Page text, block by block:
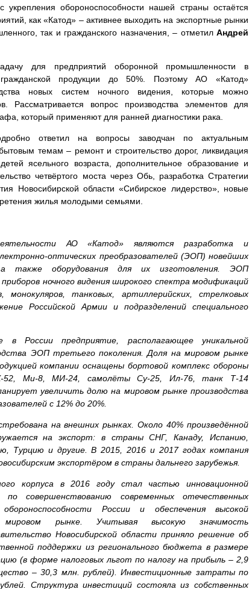
обороноспособности нашей страны остаётся
как «Катод» – активнее выходить на экспортные рынки
так и гражданского назначения, – отметил Андрей
для предприятий оборонной промышленности в
продукции до 50%. Поэтому АО «Катод»
новых систем ночного видения, которые можно
Рассматривается вопрос производства элементов для
который применяют для ранней диагностики рака.
ответил на вопросы заводчан по актуальным
темам – ремонт и строительство дорог, ликвидация
ясельного возраста, дополнительное образование и
четвёртого моста через Обь, разработка Стратегии
Новосибирской области «Сибирское лидерство», новые
жилья молодыми семьями.
АО «Катод» являются разработка и
оптических преобразователей (ЭОП) новейших
а также оборудования для их изготовления. ЭОП
ночного видения широкого спектра модификаций
монокуляров, танковых, артиллерийских, стрелковых
Российской Армии и подразделений специального
России предприятие, располагающее уникальной
ЭОП третьего поколения. Доля на мировом рынке
компании оснащены бортовой комплекс обороны
52, Ми-8, МИ-24, самолёты Су-25, Ил-76, танк Т-14
увеличить долю на мировом рынке производства
с 12% до 20%.
на внешних рынках. Около 40% произведённой
на экспорт: в страны СНГ, Канаду, Испанию,
Турцию и другие. В 2015, 2016 и 2017 годах компания
экспортёром в страны дальнего зарубежья.
корпуса в 2016 году стал частью инновационной
совершенствованию современных отечественных
России и обеспечения высокой
мировом рынке. Учитывая высокую значимость
Новосибирской области приняло решение об
поддержки из регионального бюджета в размере
(в форме налоговых льгот по налогу на прибыль – 2,9
– 30,3 млн. рублей). Инвестиционные затраты по
Структура инвестиций состояла из собственных